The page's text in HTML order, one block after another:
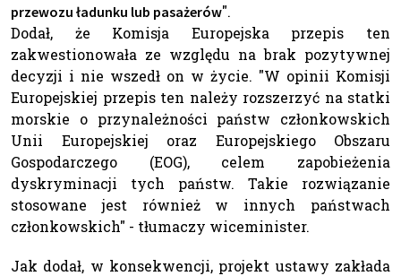
przewozu ładunku lub pasażerów".
Dodał, że Komisja Europejska przepis ten
zakwestionowała ze względu na brak pozytywnej
decyzji i nie wszedł on w życie. "W opinii Komisji
Europejskiej przepis ten należy rozszerzyć na statki
morskie o przynależności państw członkowskich
Unii Europejskiej oraz Europejskiego Obszaru
Gospodarczego (EOG), celem zapobieżenia
dyskryminacji tych państw. Takie rozwiązanie
stosowane jest również w innych państwach
członkowskich" - tłumaczy wiceminister.
Jak dodał, w konsekwencji, projekt ustawy zakłada